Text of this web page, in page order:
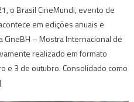
o Brasil CineMundi, evento de
em edições anuais e
– Mostra Internacional de
realizado em formato
e 3 de outubro. Consolidado como